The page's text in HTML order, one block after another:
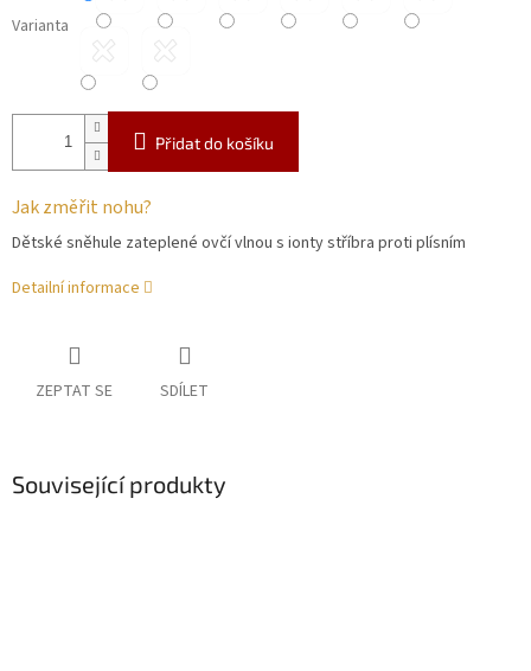
Varianta
Přidat do košíku
Jak změřit nohu?
Dětské sněhule zateplené ovčí vlnou s ionty stříbra proti plísním
Detailní informace
ZEPTAT SE SDÍLET
Související produkty